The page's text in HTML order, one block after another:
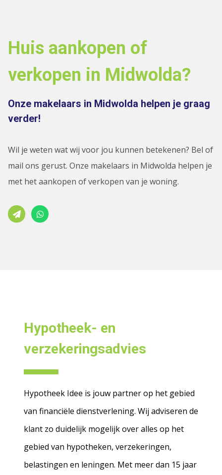
Huis aankopen of
verkopen in Midwolda?
Onze makelaars in Midwolda helpen je graag
verder!
Wil je weten wat wij voor jou kunnen betekenen? Bel of
mail ons gerust. Onze makelaars in Midwolda helpen je
met het aankopen of verkopen van je woning.
Hypotheek- en
verzekeringsadvies
Hypotheek Idee is jouw partner op het gebied
van financiële dienstverlening. Wij adviseren de
klant zo duidelijk mogelijk over alles op het
gebied van hypotheken, verzekeringen,
belastingen en leningen. Met meer dan 15 jaar